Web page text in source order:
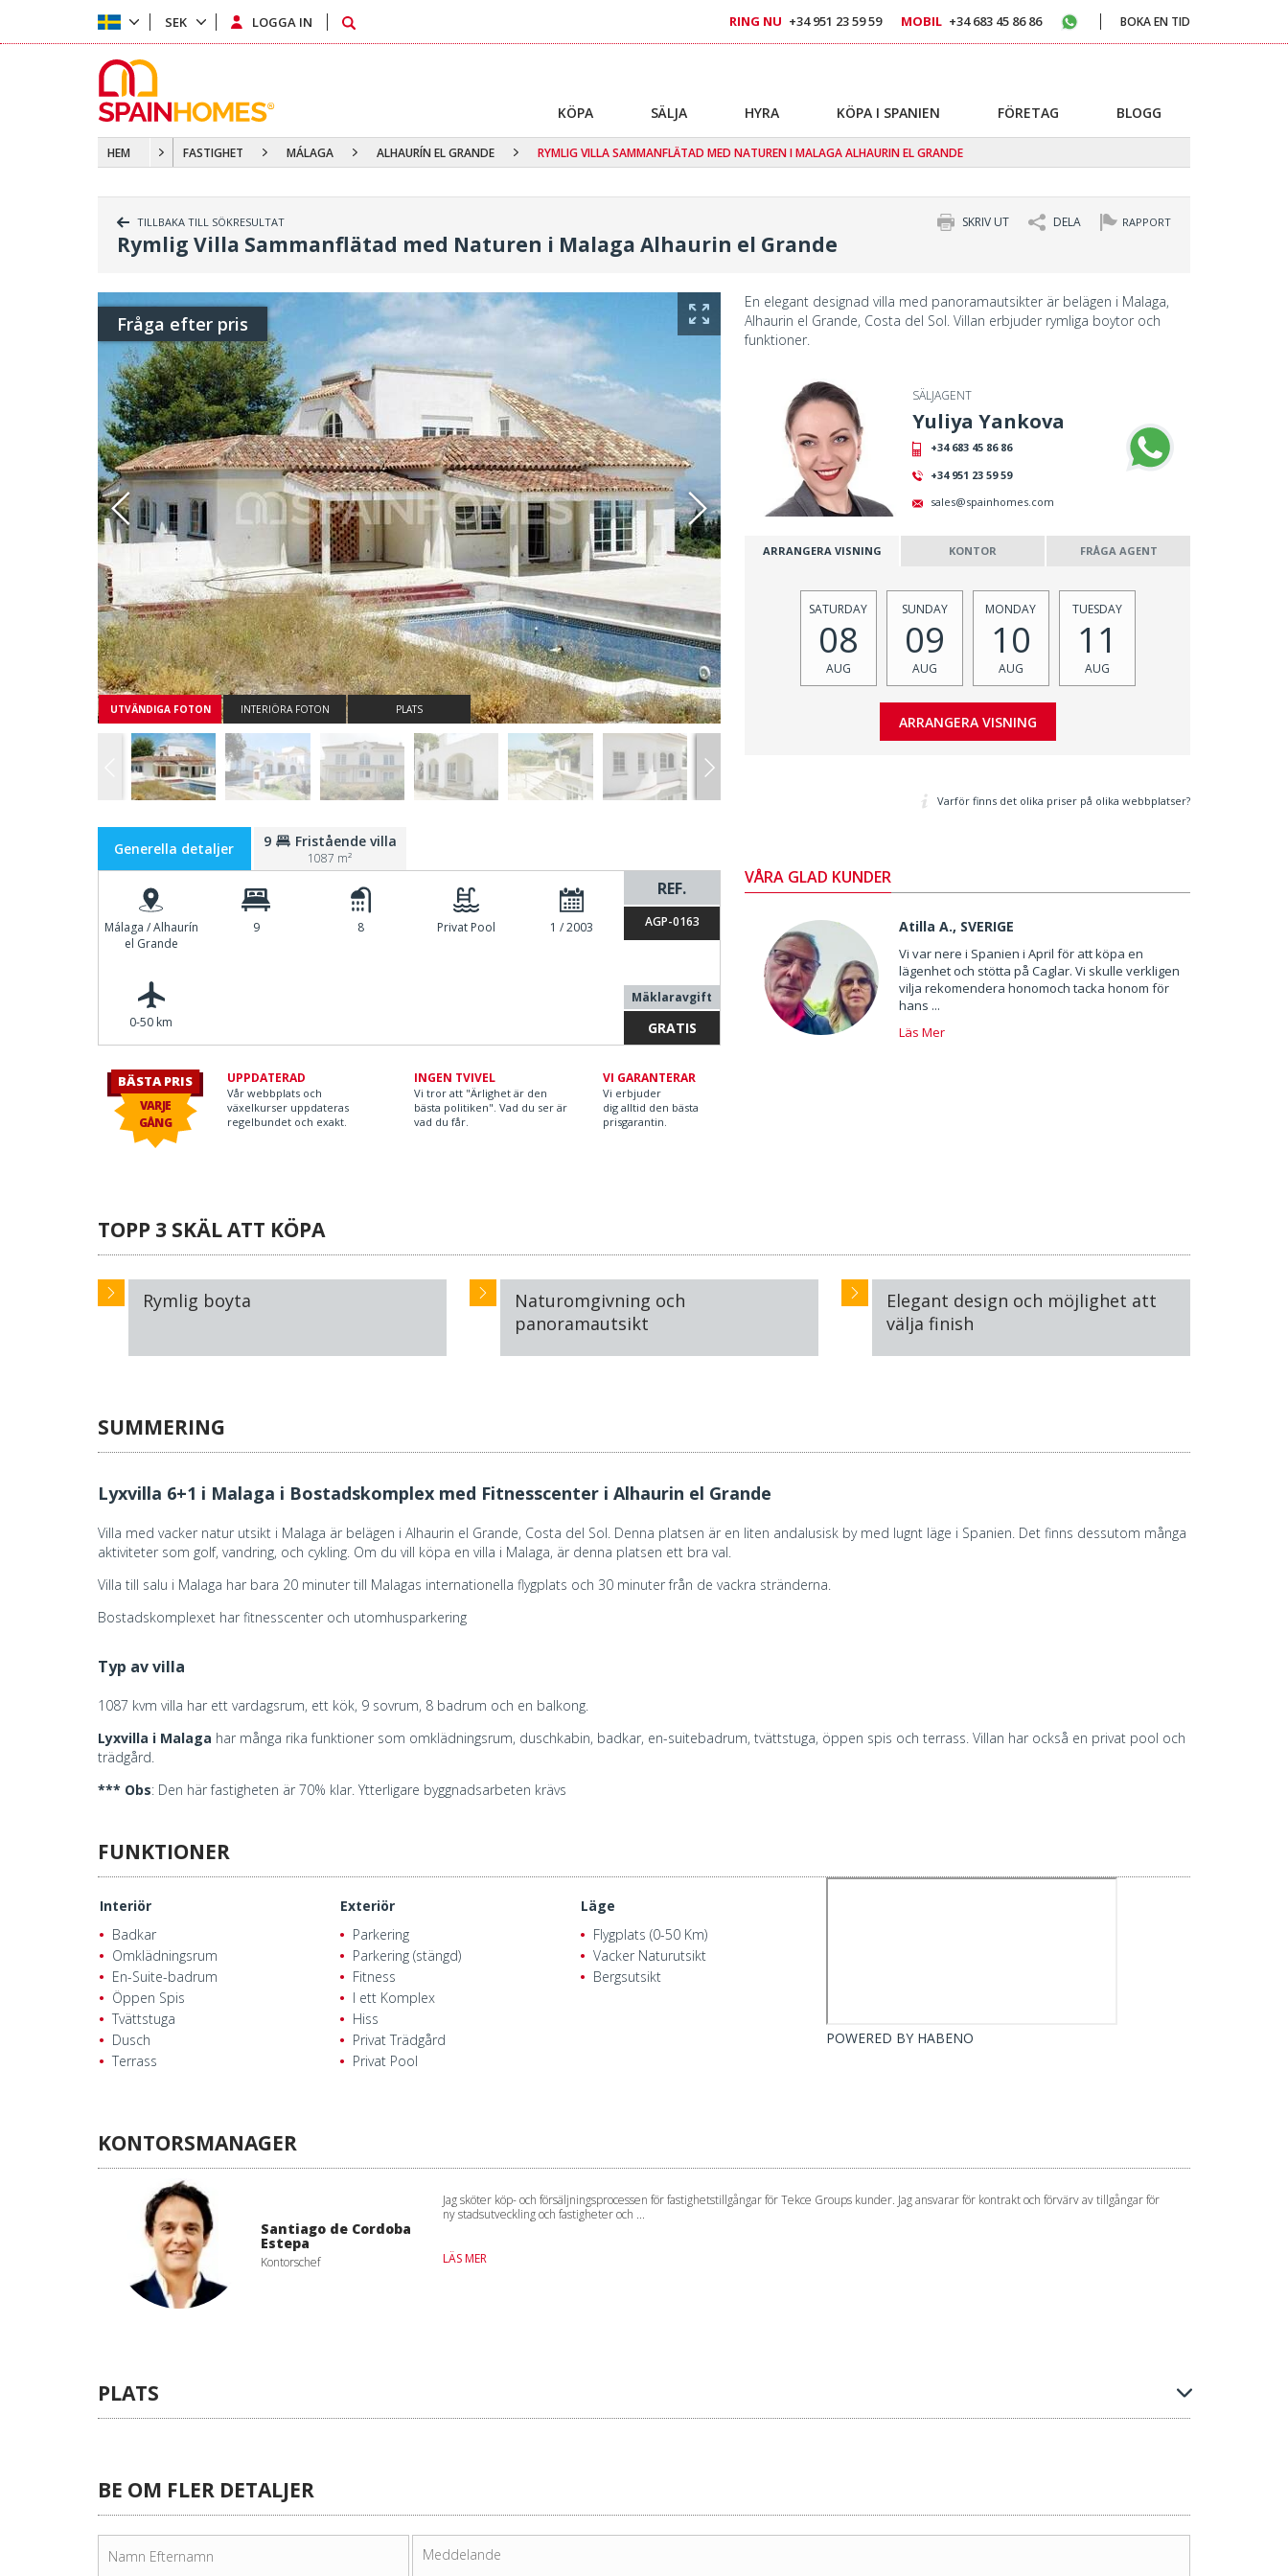
HEM FASTIGHET MÁLAGA ALHAURÍN EL GRANDE RYMLIG VILLA SAMMANFLÄTAD MED NATUREN I MALAGA ALHAURIN EL GRANDE
TILLBAKA TILL SÖKRESULTAT RAPPORT
DELA
SKRIV UT
Rymlig Villa Sammanflätad med Naturen i Malaga Alhaurin el Grande
Fråga efter pris
UTVÄNDIGA FOTON INTERIÖRA FOTON PLATS
Generella detaljer 9 Fristående villa
1087 m²
REF.
AGP-0163
Mäklaravgift
GRATIS
Málaga / Alhaurín
el Grande
9 8 Privat Pool 1 / 2003
0-50 km
BÄSTA PRIS
VARJE
GÅNG
UPPDATERAD
Vår webbplats och
växelkurser uppdateras
regelbundet och exakt.
INGEN TVIVEL
Vi tror att "Ärlighet är den
bästa politiken". Vad du ser är
vad du får.
VI GARANTERAR
Vi erbjuder
dig alltid den bästa
prisgarantin.
En elegant designad villa med panoramautsikter är belägen i Malaga,
Alhaurin el Grande, Costa del Sol. Villan erbjuder rymliga boytor och
funktioner.
SÄLJAGENT
Yuliya Yankova
+34 683 45 86 86
+34 951 23 59 59
sales@spainhomes.com
Whatsapp
ARRANGERA VISNING KONTOR FRÅGA AGENT
SATURDAY
08
AUG
SUNDAY
09
AUG
MONDAY
10
AUG
TUESDAY
11
AUG
Varför finns det olika priser på olika webbplatser?
VÅRA GLAD KUNDER
Atilla A., SVERIGE
Vi var nere i Spanien i April för att köpa en
lägenhet och stötta på Caglar. Vi skulle verkligen
vilja rekomendera honomoch tacka honom för
hans ...
Läs Mer
TOPP 3 SKÄL ATT KÖPA
Rymlig boyta
Naturomgivning och
panoramautsikt
Elegant design och möjlighet att
välja finish
SUMMERING
Lyxvilla 6+1 i Malaga i Bostadskomplex med Fitnesscenter i Alhaurin el Grande
Villa med vacker natur utsikt i Malaga är belägen i Alhaurin el Grande, Costa del Sol. Denna platsen är en liten andalusisk by med lugnt läge i Spanien. Det finns dessutom många
aktiviteter som golf, vandring, och cykling. Om du vill köpa en villa i Malaga, är denna platsen ett bra val.
Villa till salu i Malaga har bara 20 minuter till Malagas internationella flygplats och 30 minuter från de vackra stränderna.
Bostadskomplexet har fitnesscenter och utomhusparkering
Typ av villa
1087 kvm villa har ett vardagsrum, ett kök, 9 sovrum, 8 badrum och en balkong.
Lyxvilla i Malaga har många rika funktioner som omklädningsrum, duschkabin, badkar, en-suitebadrum, tvättstuga, öppen spis och terrass. Villan har också en privat pool och
trädgård.
*** Obs: Den här fastigheten är 70% klar. Ytterligare byggnadsarbeten krävs
FUNKTIONER
Interiör
Badkar
Omklädningsrum
En-Suite-badrum
Öppen Spis
Tvättstuga
Dusch
Terrass
Exteriör
Parkering
Parkering (stängd)
Fitness
I ett Komplex
Hiss
Privat Trädgård
Privat Pool
Läge
Flygplats (0-50 Km)
Vacker Naturutsikt
Bergsutsikt
POWERED BY HABENO
KONTORSMANAGER
Santiago de Cordoba
Estepa
Kontorschef
Jag sköter köp- och försäljningsprocessen för fastighetstillgångar för Tekce Groups kunder. Jag ansvarar för kontrakt och förvärv av tillgångar för
ny stadsutveckling och fastigheter och ...
LÄS MER
PLATS
BE OM FLER DETALJER
SEK LOGGA IN RING NU +34 951 23 59 59 MOBIL +34 683 45 86 86 BOKA EN TID
KÖPA SÄLJA HYRA KÖPA I SPANIEN FÖRETAG BLOGG